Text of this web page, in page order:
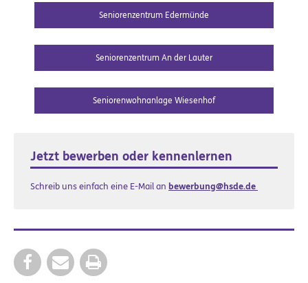
Seniorenzentrum Edermünde
Seniorenzentrum An der Lauter
Seniorenwohnanlage Wiesenhof
Jetzt bewerben oder kennenlernen
Schreib uns einfach eine E-Mail an bewerbung@hsde.de